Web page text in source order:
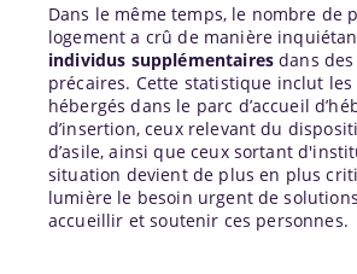
Dans le même temps, le nombre de
logement a crû de manière
individus supplémentaires dans
précaires. Cette statistique inclut les
hébergés dans le parc d’accueil
d’insertion, ceux relevant du
d’asile, ainsi que ceux sortant
situation devient de plus en plus
lumière le besoin urgent de
accueillir et soutenir ces personnes.